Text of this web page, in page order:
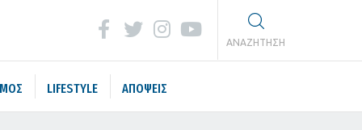
ΑΝΑΖΗΤΗΣΗ
LIFESTYLE ΑΠΟΨΕΙΣ